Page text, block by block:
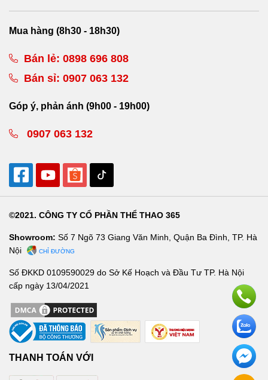
Mua hàng (8h30 - 18h30)
Bán lẻ: 0898 696 808
Bán sỉ: 0907 063 132
Góp ý, phản ánh (9h00 - 19h00)
0907 063 132
©2021. CÔNG TY CỔ PHẦN THỂ THAO 365
Showroom: Số 7 Ngõ 73 Giang Văn Minh, Quận Ba Đình, TP. Hà
Nội
CHỈ ĐƯỜNG
Số ĐKKD 0109590029 do Sở Kế Hoạch và Đầu Tư TP. Hà Nội
cấp ngày 13/04/2021
THANH TOÁN VỚI